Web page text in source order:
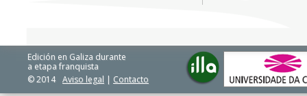
Edición en Galiza durante
a etapa franquista
© 2014 Aviso legal | Contacto